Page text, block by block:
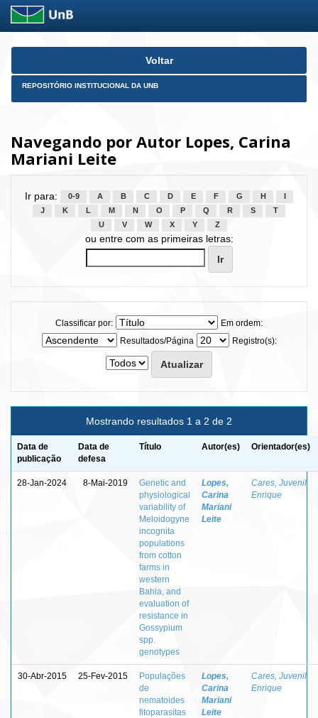
Skip
Voltar
REPOSITÓRIO INSTITUCIONAL DA UNB
Navegando por Autor Lopes, Carina
Mariani Leite
Ir para: 0-9 A B C D E F G H
J
K L M N O P Q R S
T
U
V W X Y Z
ou entre com as primeiras letras:
Classificar por:
Em ordem:
Resultados/Página
Registro(s):
Mostrando resultados 1 a 2 de 2
Data de
publicação
Data de
defesa
Título Autor(es) Orientador(es)
28-Jan-2024 8-Mai-2019
Genetic and
physiological
variability of
Meloidogyne
incognita
populations
from cotton
farms in
western
Bahia, and
evaluation of
resistance in
Gossypium
spp.
genotypes
Lopes,
Carina
Mariani
Leite
Cares, Juvenil
Enrique
30-Abr-2015 25-Fev-2015
Populações
de
nematoides
fitoparasitas
Lopes,
Carina
Mariani
Leite
Cares, Juvenil
Enrique